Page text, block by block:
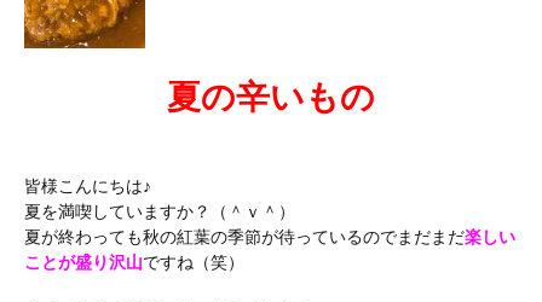
夏の辛いもの
皆様こんにちは♪
夏を満喫していますか？（＾ｖ＾）
夏が終わっても秋の紅葉の季節が待っているのでまだまだ楽しい
ことが盛り沢山ですね（笑）